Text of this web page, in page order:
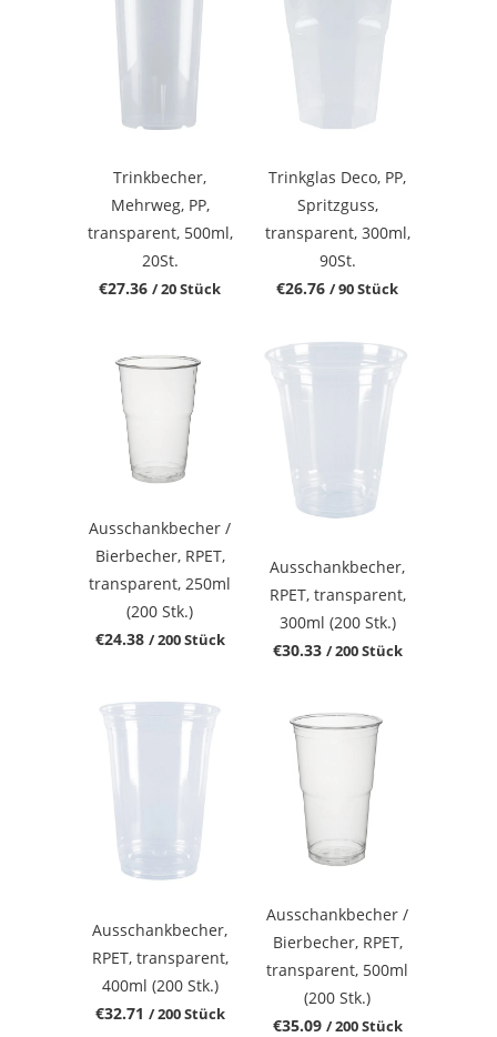
Trinkbecher,
Mehrweg, PP,
transparent, 500ml,
20St.
€27.36 / 20 Stück
Trinkglas Deco, PP,
Spritzguss,
transparent, 300ml,
90St.
€26.76 / 90 Stück
Ausschankbecher /
Bierbecher, RPET,
transparent, 250ml
(200 Stk.)
€24.38 / 200 Stück
Ausschankbecher,
RPET, transparent,
300ml (200 Stk.)
€30.33 / 200 Stück
Ausschankbecher,
RPET, transparent,
400ml (200 Stk.)
€32.71 / 200 Stück
Ausschankbecher /
Bierbecher, RPET,
transparent, 500ml
(200 Stk.)
€35.09 / 200 Stück